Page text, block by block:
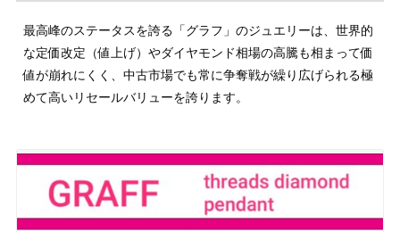
最高峰のステータスを誇る「グラフ」のジュエリーは、世界的
な定価改定（値上げ）やダイヤモンド相場の高騰も相まって価
値が崩れにくく、中古市場でも常に争奪戦が繰り広げられる極
めて高いリセールバリューを誇ります。